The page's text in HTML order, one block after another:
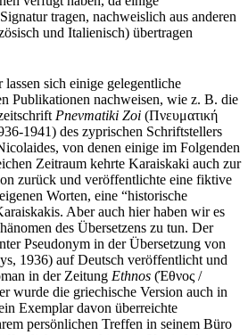
tragen, nachweislich aus anderen
und Italienisch) übertragen
sich einige gelegentliche
Publikationen nachweisen, wie z. B. die
Pnevmatiki Zoi (Πνευματική
1941) des zyprischen Schriftstellers
von denen einige im Folgenden
Zeitraum kehrte Karaiskaki auch zur
zurück und veröffentlichte eine fiktive
Worten, eine “historische
Aber auch hier haben wir es
des Übersetzens zu tun. Der
Pseudonym in der Übersetzung von
1936) auf Deutsch veröffentlicht und
in der Zeitung Ethnos (Έθνος /
wurde die griechische Version auch in
Exemplar davon überreichte
persönlichen Treffen in seinem Büro